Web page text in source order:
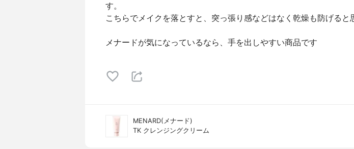
す。
こちらでメイクを落とすと、突っ張り感などはなく乾燥も防げると
メナードが気になっているなら、手を出しやすい商品です
MENARD(メナード)
TK クレンジングクリーム